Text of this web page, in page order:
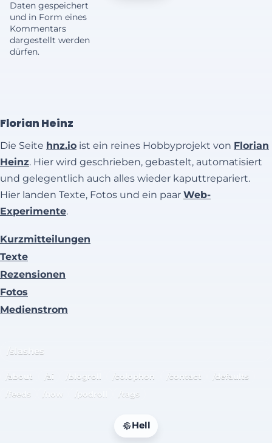
Daten gespeichert
und in Form eines
Kommentars
dargestellt werden
dürfen.
Florian Heinz
Die Seite hnz.io ist ein reines Hobbyprojekt von Florian
Heinz. Hier wird geschrieben, gebastelt, automatisiert
und gelegentlich auch alles wieder kaputtrepariert.
Hier landen Texte, Fotos und ein paar Web-
Experimente.
Kurzmitteilungen
Texte
Rezensionen
Fotos
Medienstrom
/slashes
/about /ai /blogroll /colophon /contact
/defaults
/feeds
/now /podroll /tags
Hell